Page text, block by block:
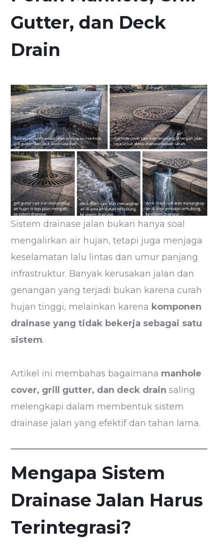
Gutter, dan Deck
Drain
Sistem drainase jalan bukan hanya soal
mengalirkan air hujan, tetapi juga menjaga
keselamatan lalu lintas dan umur panjang
infrastruktur. Banyak kerusakan jalan dan
genangan yang terjadi bukan karena curah
hujan tinggi, melainkan karena komponen
drainase yang tidak bekerja sebagai satu
sistem.
Artikel ini membahas bagaimana manhole
cover, grill gutter, dan deck drain saling
melengkapi dalam membentuk sistem
drainase jalan yang efektif dan tahan lama.
Mengapa Sistem
Drainase Jalan Harus
Terintegrasi?